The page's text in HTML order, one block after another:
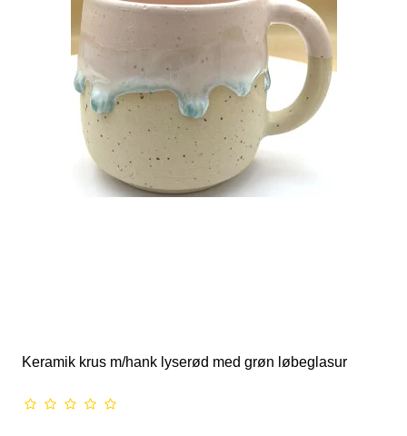
Keramik krus m/hank lyserød med grøn løbeglasur